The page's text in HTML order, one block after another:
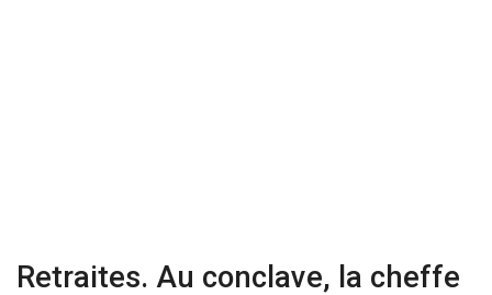
Retraites. Au conclave, la cheffe